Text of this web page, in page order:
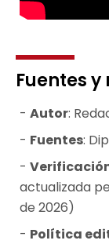
Fuentes
Autor:
Fuentes:
actualizada
de 2026)
Política